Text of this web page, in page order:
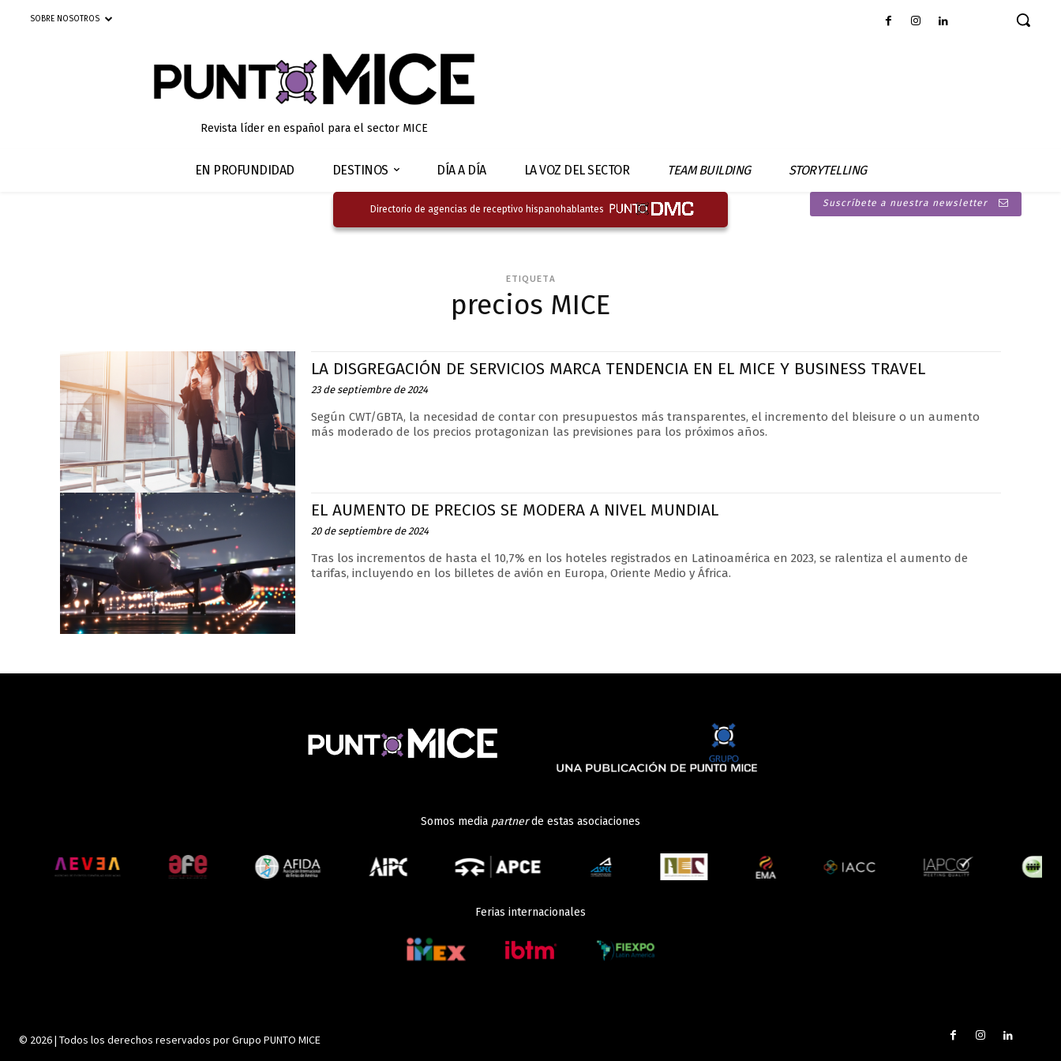
SOBRE NOSOTROS
Revista líder en español para el sector MICE
EN PROFUNDIDAD DESTINOS DÍA A DÍA LA VOZ DEL SECTOR TEAM BUILDING STORYTELLING
Directorio de agencias de receptivo hispanohablantes
Suscríbete a nuestra newsletter
ETIQUETA
precios MICE
LA DISGREGACIÓN DE SERVICIOS MARCA TENDENCIA EN EL MICE Y BUSINESS TRAVEL
23 de septiembre de 2024
Según CWT/GBTA, la necesidad de contar con presupuestos más transparentes, el incremento del bleisure o un aumento
más moderado de los precios protagonizan las previsiones para los próximos años.
EL AUMENTO DE PRECIOS SE MODERA A NIVEL MUNDIAL
20 de septiembre de 2024
Tras los incrementos de hasta el 10,7% en los hoteles registrados en Latinoamérica en 2023, se ralentiza el aumento de
tarifas, incluyendo en los billetes de avión en Europa, Oriente Medio y África.
Somos media partnerde estas asociaciones
Ferias internacionales
© 2026 | Todos los derechos reservados por Grupo PUNTO MICE